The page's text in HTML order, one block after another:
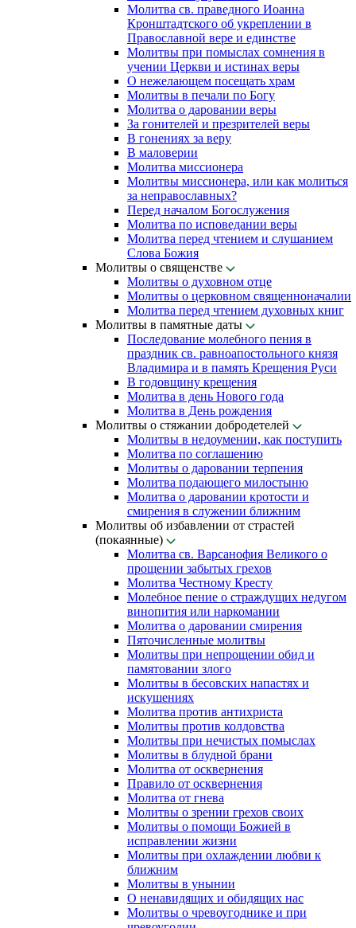
Молитва св. праведного Иоанна
Кронштадтского об укреплении в
Православной вере и единстве
Молитвы при помыслах сомнения в
учении Церкви и истинах веры
О нежелающем посещать храм
Молитвы в печали по Богу
Молитва о даровании веры
За гонителей и презрителей веры
В гонениях за веру
В маловерии
Молитва миссионера
Молитвы миссионера, или как молиться
за неправославных?
Перед началом Богослужения
Молитва по исповедании веры
Молитва перед чтением и слушанием
Слова Божия
Молитвы о священстве
Молитвы о духовном отце
Молитвы о церковном священноначалии
Молитва перед чтением духовных книг
Молитвы в памятные даты
Последование молебного пения в
праздник св. равноапостольного князя
Владимира и в память Крещения Руси
В годовщину крещения
Молитва в день Нового года
Молитва в День рождения
Молитвы о стяжании добродетелей
Молитвы в недоумении, как поступить
Молитва по соглашению
Молитвы о даровании терпения
Молитва подающего милостыню
Молитва о даровании кротости и
смирения в служении ближним
Молитвы об избавлении от страстей
(покаянные)
Молитва св. Варсанофия Великого о
прощении забытых грехов
Молитва Честному Кресту
Молебное пение о страждущих недугом
винопития или наркомании
Молитва о даровании смирения
Пяточисленные молитвы
Молитвы при непрощении обид и
памятовании злого
Молитвы в бесовских напастях и
искушениях
Молитва против антихриста
Молитвы против колдовства
Молитвы при нечистых помыслах
Молитвы в блудной брани
Молитва от осквернения
Правило от осквернения
Молитва от гнева
Молитвы о зрении грехов своих
Молитвы о помощи Божией в
исправлении жизни
Молитвы при охлаждении любви к
ближним
Молитвы в унынии
О ненавидящих и обидящих нас
Молитвы о чревоугоднике и при